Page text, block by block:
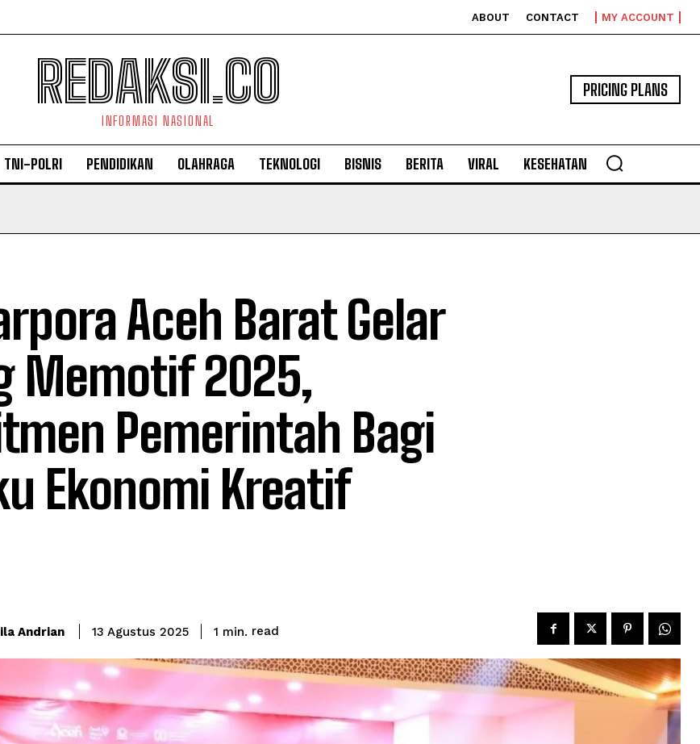
ABOUT CONTACT MY ACCOUNT
REDAKSI.CO
INFORMASI NASIONAL
PRICING PLANS
TNI-POLRI PENDIDIKAN OLAHRAGA TEKNOLOGI BISNIS BERITA VIRAL KESEHATAN
Aceh Barat Gelar
Memotif 2025,
Pemerintah Bagi
Ekonomi Kreatif
Andrian 13 Agustus 2025 1 min. read